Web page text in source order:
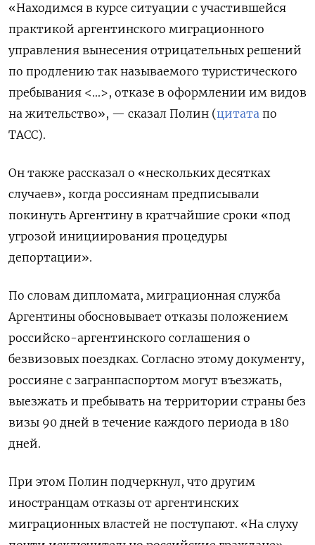
«Находимся в курсе ситуации с участившейся
практикой аргентинского миграционного
управления вынесения отрицательных решений
по продлению так называемого туристического
пребывания <...>, отказе в оформлении им видов
на жительство», — сказал Полин (цитата по
ТАСС).
Он также рассказал о «нескольких десятках
случаев», когда россиянам предписывали
покинуть Аргентину в кратчайшие сроки «под
угрозой инициирования процедуры
депортации».
По словам дипломата, миграционная служба
Аргентины обосновывает отказы положением
российско-аргентинского соглашения о
безвизовых поездках. Согласно этому документу,
россияне с загранпаспортом могут въезжать,
выезжать и пребывать на территории страны без
визы 90 дней в течение каждого периода в 180
дней.
При этом Полин подчеркнул, что другим
иностранцам отказы от аргентинских
миграционных властей не поступают. «На слуху